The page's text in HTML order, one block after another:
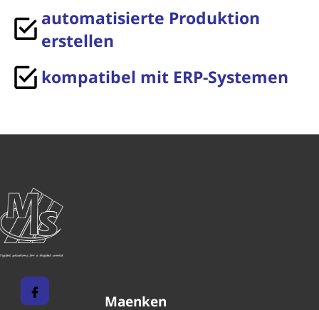
automatisierte Produktion
erstellen
kompatibel mit ERP-Systemen
Maenken